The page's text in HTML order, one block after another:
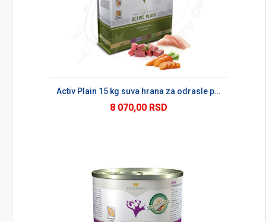
Activ Plain 15 kg suva hrana za odrasle pse
8 070,00 RSD